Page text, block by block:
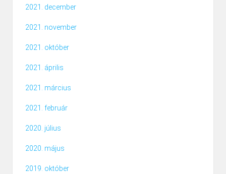
2021. december
2021. november
2021. október
2021. április
2021. március
2021. február
2020. július
2020. május
2019. október